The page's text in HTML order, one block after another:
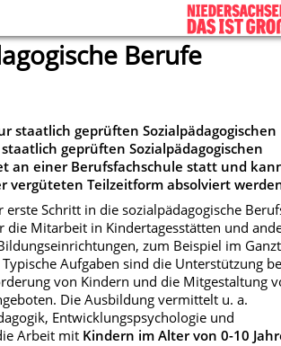
Berufe
staatlich geprüften Sozialpädagogischen
geprüften Sozialpädagogischen
an einer Berufsfachschule statt und
vergüteten Teilzeitform absolviert
erste Schritt in die sozialpädagogische
die Mitarbeit in Kindertagesstätten und
zum Beispiel im
Aufgaben sind die Unterstützung
von Kindern und die Mitgestaltung
Die Ausbildung vermittelt u. a.
Entwicklungspsychologie und
Arbeit mit Kindern im Alter von 0-10